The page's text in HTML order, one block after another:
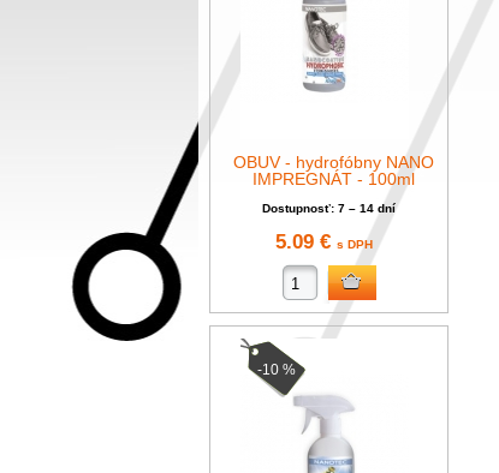
OBUV - hydrofóbny NANO
IMPREGNÁT - 100ml
Dostupnosť: 7 – 14 dní
5.09 € s DPH
-10 %